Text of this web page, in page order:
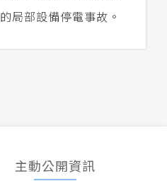
的局部設備停電事故。
主動公開資訊